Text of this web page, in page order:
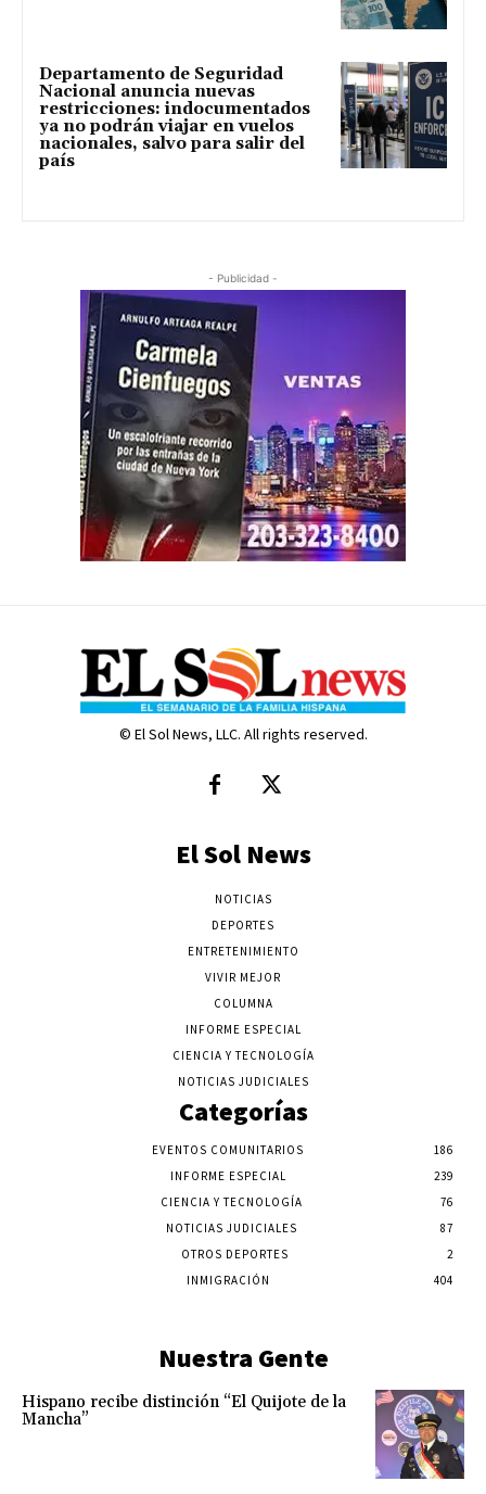
Departamento de Seguridad
Nacional anuncia nuevas
restricciones: indocumentados
ya no podrán viajar en vuelos
nacionales, salvo para salir del
país
- Publicidad -
© El Sol News, LLC. All rights reserved.
El Sol News
NOTICIAS
DEPORTES
ENTRETENIMIENTO
VIVIR MEJOR
COLUMNA
INFORME ESPECIAL
CIENCIA Y TECNOLOGÍA
NOTICIAS JUDICIALES
Categorías
EVENTOS COMUNITARIOS
186
INFORME ESPECIAL
239
CIENCIA Y TECNOLOGÍA
76
NOTICIAS JUDICIALES
87
OTROS DEPORTES
2
INMIGRACIÓN
404
Nuestra Gente
Hispano recibe distinción “El Quijote de la
Mancha”